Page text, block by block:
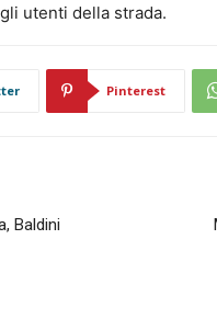
utenti della strada.
Pinterest
Baldini